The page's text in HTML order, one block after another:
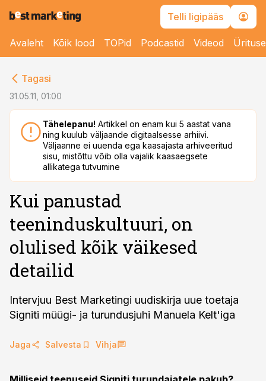
Telli ligipääs
Avaleht Kõik lood TOPid Podcastid Videod
Tagasi
31.05.11, 01:00
Tähelepanu! Artikkel on enam kui 5 aastat vana
ning kuulub väljaande digitaalsesse arhiivi.
Väljaanne ei uuenda ega kaasajasta arhiveeritud
sisu, mistõttu võib olla vajalik kaasaegsete
allikatega tutvumine
Kui panustad
teeninduskultuuri, on
olulised kõik väikesed
detailid
Intervjuu Best Marketingi uudiskirja uue toetaja
Signiti müügi- ja turundusjuhi Manuela Kelt'iga
Jaga Salvesta Vihja